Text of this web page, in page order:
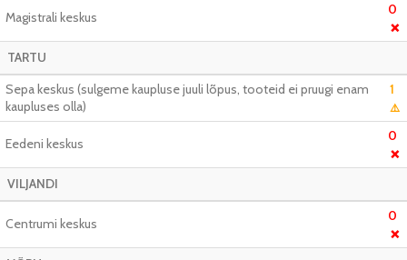
Magistrali keskus 0
❌
TARTU
Sepa keskus (sulgeme kaupluse juuli lõpus, tooteid ei pruugi enam
kaupluses olla)
1
⚠️
Eedeni keskus 0
❌
VILJANDI
Centrumi keskus 0
❌